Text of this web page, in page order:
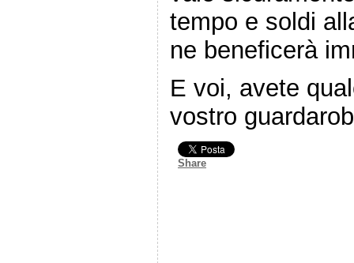
tempo e soldi
ne beneficerà
E voi, avete
vostro
Share